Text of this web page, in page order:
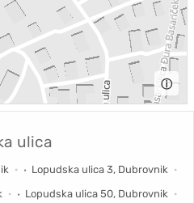
ⓘ
ulica
Lopudska ulica 3, Dubrovnik
Lopudska ulica 50, Dubrovnik